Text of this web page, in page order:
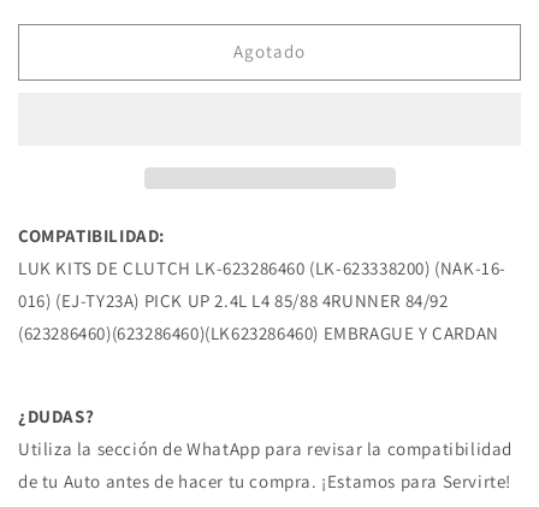
KIT
(EJ-
TY23A)
PICK
UP
2.4L
84/92
TOYOTA
KIT
16-
TY23A)
PICK
UP
2.4L
TOYOTA
Agotado
COMPATIBILIDAD:
LUK KITS DE CLUTCH LK-623286460 (LK-623338200) (NAK-16-
016) (EJ-TY23A) PICK UP 2.4L L4 85/88 4RUNNER 84/92
(623286460)(623286460)(LK623286460) EMBRAGUE Y CARDAN
¿DUDAS?
Utiliza la sección de WhatApp para revisar la compatibilidad
de tu Auto antes de hacer tu compra. ¡Estamos para Servirte!